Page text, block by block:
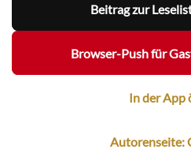
Beitrag zur
Browser-Push für
In der App
Autorenseite: